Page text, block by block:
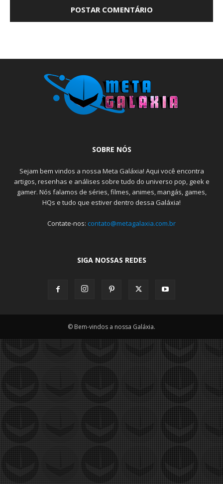
SOBRE NÓS
Sejam bem vindos a nossa Meta Galáxia! Aqui você encontra
artigos, resenhas e análises sobre tudo do universo pop, geek e
gamer. Nós falamos de séries, filmes, animes, mangás, games,
HQs e tudo que estiver dentro dessa Galáxia!
Contate-nos: contato@metagalaxia.com.br
SIGA NOSSAS REDES
© Bem-vindos a nossa Galáxia.